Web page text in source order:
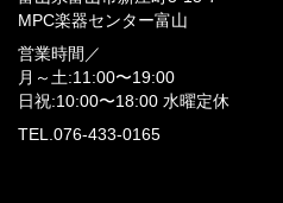
MPC楽器センター富山
営業時間／
月～土:11:00〜19:00
日祝:10:00〜18:00 水曜定休
TEL.076-433-0165